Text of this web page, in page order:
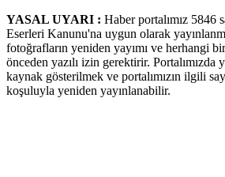
YASAL UYARI : Haber portalımız 5846
Eserleri Kanunu'na uygun olarak
fotoğrafların yeniden yayımı ve herhangi
önceden yazılı izin gerektirir. Portalımızda
kaynak gösterilmek ve portalımızın ilgili
koşuluyla yeniden yayınlanabilir.